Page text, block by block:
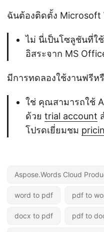
ฉันต้องติดตั้ง Microsoft
ไม่ นี่เป็นโซลูชันที่ใ
อิสระจาก MS
มีการทดลองใช้งานฟรีห
ใช่ คุณสามารถใช้
ด้วย trial account
โปรดเยี่ยมชม
Aspose.Words Cloud
word to pdf pdf to
docx to pdf pdf to